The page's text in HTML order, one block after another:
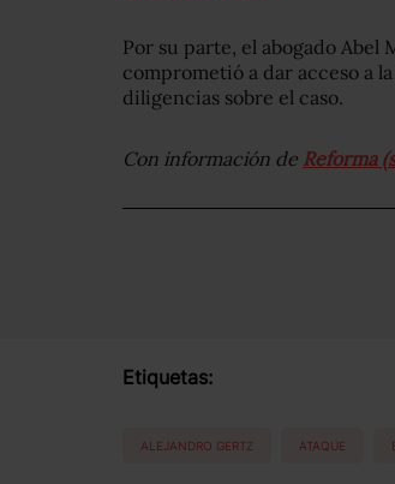
Por su parte, el abogado
comprometió a dar acceso a
diligencias sobre el caso.
Con información de Reforma
Etiquetas:
ALEJANDRO GERTZ ATAQUE